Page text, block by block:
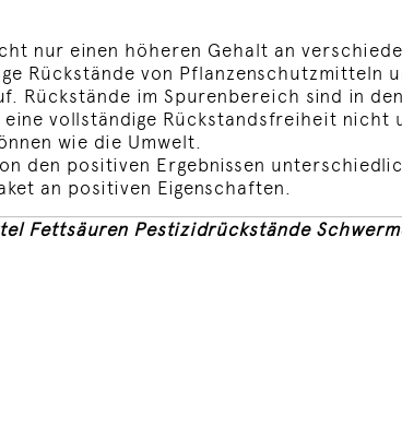
nur einen höheren Gehalt an
Rückstände von
Rückstände im Spurenbereich sind in
vollständige Rückstandsfreiheit
wie die Umwelt.
den positiven Ergebnissen
an positiven Eigenschaften.